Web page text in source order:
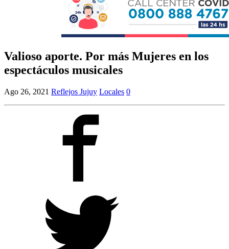
Valioso aporte. Por más Mujeres en los
espectáculos musicales
Ago 26, 2021 Reflejos Jujuy Locales 0